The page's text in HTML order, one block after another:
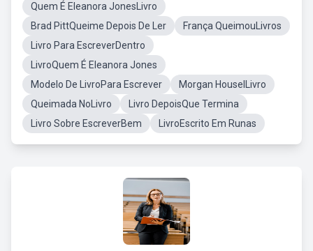
Quem É Eleanora JonesLivro
Brad PittQueime Depois De Ler
França QueimouLivros
Livro Para EscreverDentro
LivroQuem É Eleanora Jones
Modelo De LivroPara Escrever
Morgan HouselLivro
Queimada NoLivro
Livro DepoisQue Termina
Livro Sobre EscreverBem
LivroEscrito Em Runas